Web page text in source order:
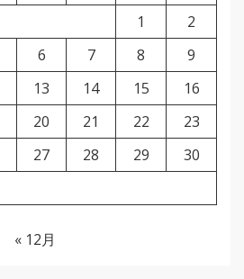
1
2
6 7 8
9
13 14 15
16
20 21 22
23
27 28 29
30
« 12月